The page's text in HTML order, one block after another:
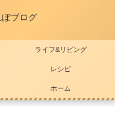
ぽブログ
ライフ&リビング
レシピ
ホーム